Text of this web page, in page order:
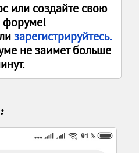
или создайте свою
форуме!
зарегистрируйтесь.
не заимет больше